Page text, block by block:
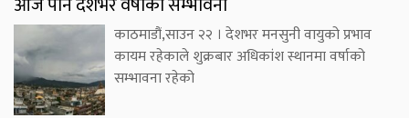
काठमाडौं,साउन २२ । देशभर मनसुनी वायुको प्रभाव
कायम रहेकाले शुक्रबार अधिकांश स्थानमा वर्षाको
सम्भावना रहेको